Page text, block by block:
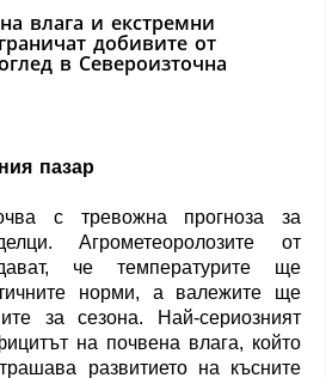
влага и екстремни
добивите от
в Североизточна
пазар
с тревожна прогноза за
Агрометеоролозите от
че температурите ще
норми, а валежите ще
за сезона. Най-сериозният
на почвена влага, който
развитието на късните